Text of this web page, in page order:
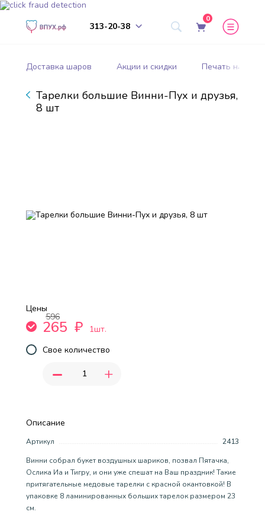
313-20-38
0
Доставка шаров Акции и скидки Печать на
Тарелки большие Винни-Пух и друзья,
8 шт
Описание
Артикул
2413
Винни собрал букет воздушных шариков, позвал Пятачка,
Ослика Иа и Тигру, и они уже спешат на Ваш праздник! Такие
притягательные медовые тарелки с красной окантовкой! В
упаковке 8 ламинированных больших тарелок размером 23
см.
Цены
596
265 ₽
1шт.
Свое количество
- +